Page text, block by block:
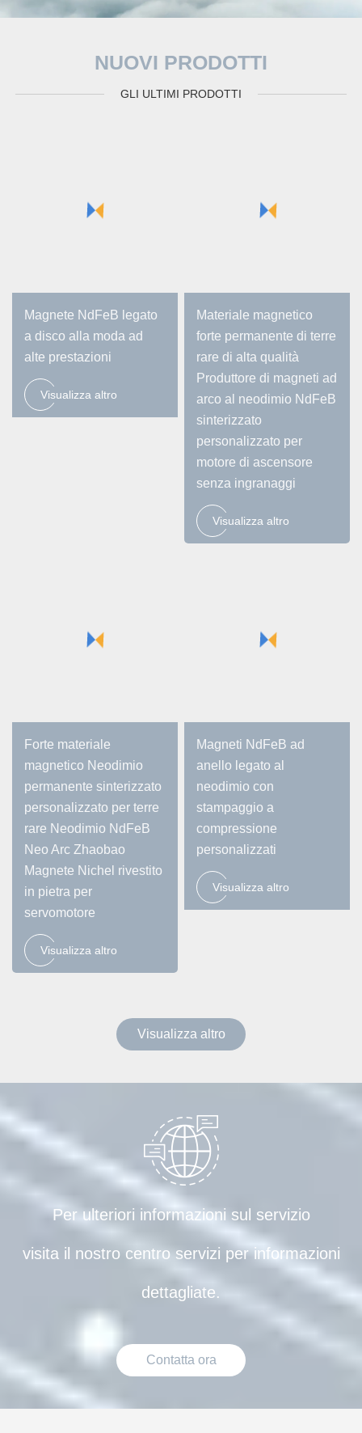
NUOVI PRODOTTI
GLI ULTIMI PRODOTTI
Magnete NdFeB legato
a disco alla moda ad
alte prestazioni
Visualizza altro
Materiale magnetico
forte permanente di terre
rare di alta qualità
Produttore di magneti ad
arco al neodimio NdFeB
sinterizzato
personalizzato per
motore di ascensore
senza ingranaggi
Visualizza altro
Forte materiale
magnetico Neodimio
permanente sinterizzato
personalizzato per terre
rare Neodimio NdFeB
Neo Arc Zhaobao
Magnete Nichel rivestito
in pietra per
servomotore
Visualizza altro
Magneti NdFeB ad
anello legato al
neodimio con
stampaggio a
compressione
personalizzati
Visualizza altro
Visualizza altro
Per ulteriori informazioni sul servizio
visita il nostro centro servizi per informazioni
dettagliate.
Contatta ora